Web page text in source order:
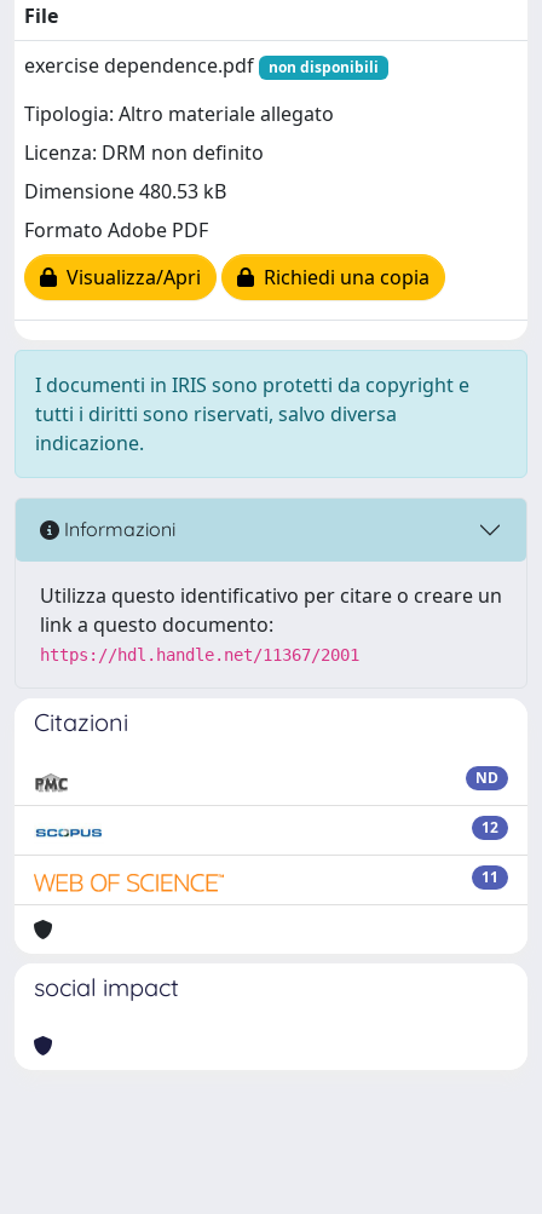
File
exercise dependence.pdf
non disponibili
Tipologia: Altro materiale allegato
Licenza: DRM non definito
Dimensione 480.53 kB
Formato Adobe PDF
Visualizza/Apri
Richiedi una copia
I documenti in IRIS sono protetti da copyright e
tutti i diritti sono riservati, salvo diversa
indicazione.
Informazioni
Utilizza questo identificativo per citare o creare un
link a questo documento:
https://hdl.handle.net/11367/2001
Citazioni
ND
12
11
social impact